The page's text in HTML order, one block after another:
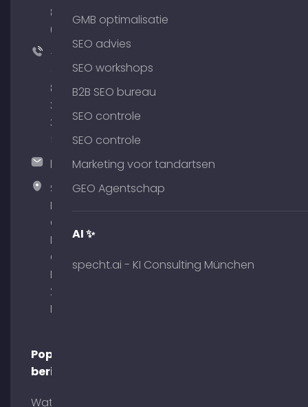
801
64
+49
89
380
375
hallo@timospecht.de
Specht
Marketing
GmbH –
Palais am
Obelisk
Briennerstr.
29 80333
München
Populaire
berichten
Wat is
GMB optimalisatie
SEO advies
SEO workshops
B2B SEO bureau
SEO controle
SEO controle
Marketing voor tandartsen
GEO Agentschap
AI ✨
specht.ai - KI Consulting München